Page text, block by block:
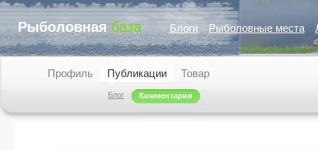
Рыболовная база Блоги Рыболовные места
Профиль Публикации
Блог Комментарии
Товар